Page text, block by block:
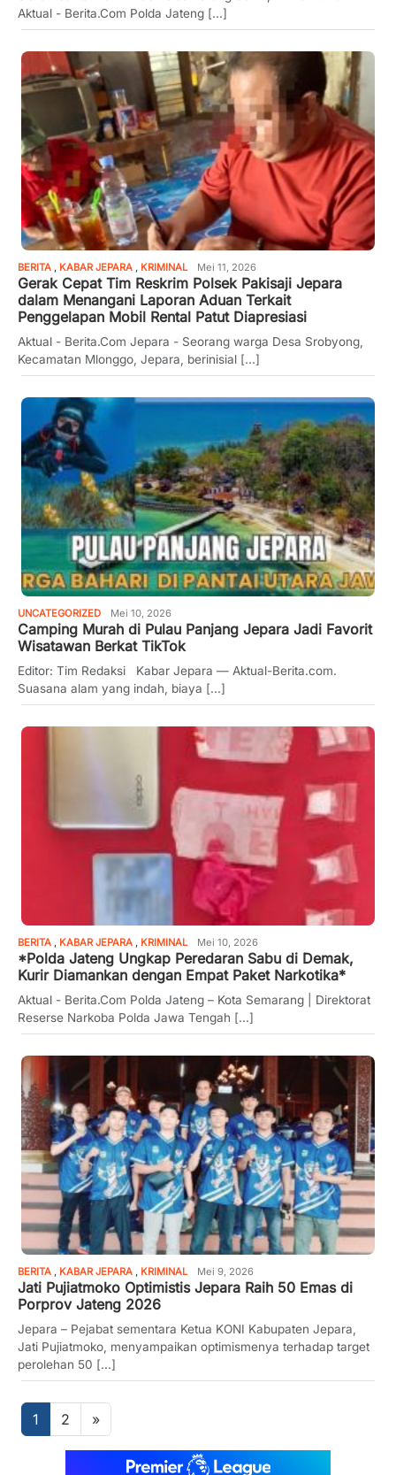
Aktual - Berita.Com Polda Jateng [...]
BERITA , KABAR JEPARA , KRIMINAL Mei 11, 2026
Gerak Cepat Tim Reskrim Polsek Pakisaji Jepara
dalam Menangani Laporan Aduan Terkait
Penggelapan Mobil Rental Patut Diapresiasi
Aktual - Berita.Com Jepara - Seorang warga Desa Srobyong,
Kecamatan Mlonggo, Jepara, berinisial [...]
UNCATEGORIZED Mei 10, 2026
Camping Murah di Pulau Panjang Jepara Jadi Favorit
Wisatawan Berkat TikTok
Editor: Tim Redaksi Kabar Jepara — Aktual-Berita.com.
Suasana alam yang indah, biaya [...]
BERITA , KABAR JEPARA , KRIMINAL Mei 10, 2026
*Polda Jateng Ungkap Peredaran Sabu di Demak,
Kurir Diamankan dengan Empat Paket Narkotika*
Aktual - Berita.Com Polda Jateng – Kota Semarang | Direktorat
Reserse Narkoba Polda Jawa Tengah [...]
BERITA , KABAR JEPARA , KRIMINAL Mei 9, 2026
Jati Pujiatmoko Optimistis Jepara Raih 50 Emas di
Porprov Jateng 2026
Jepara – Pejabat sementara Ketua KONI Kabupaten Jepara,
Jati Pujiatmoko, menyampaikan optimismenya terhadap target
perolehan 50 [...]
Posts
navigation
1 2 »